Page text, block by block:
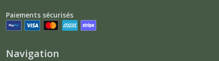
Paiements sécurisés
Navigation